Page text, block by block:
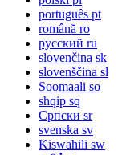
português pt
română ro
русский ru
slovenčina sk
slovenščina sl
Soomaali so
shqip sq
Српски sr
svenska sv
Kiswahili sw